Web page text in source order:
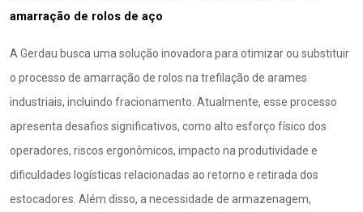
amarração de rolos de aço
A Gerdau busca uma solução inovadora para otimizar ou substituir
o processo de amarração de rolos na trefilação de arames
industriais, incluindo fracionamento. Atualmente, esse processo
apresenta desafios significativos, como alto esforço físico dos
operadores, riscos ergonômicos, impacto na produtividade e
dificuldades logísticas relacionadas ao retorno e retirada dos
estocadores. Além disso, a necessidade de armazenagem,